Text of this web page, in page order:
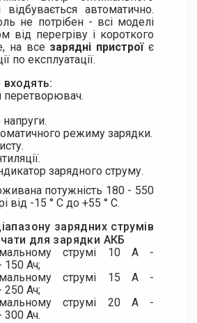
автоматично.
не потрібен - всі моделі
від перегріву і короткого
на все зарядні пристроїє
по експлуатації.
перетворювач.
напруги.
режиму зарядки.
зарядного струму.
потужність 180 - 550
від -15 ° С до +55 ° С.
зарядних струмів
для зарядки АКБ
струмі 10 А -
150 Ач;
струмі 15 А -
250 Ач;
струмі 20 А -
300 Ач.